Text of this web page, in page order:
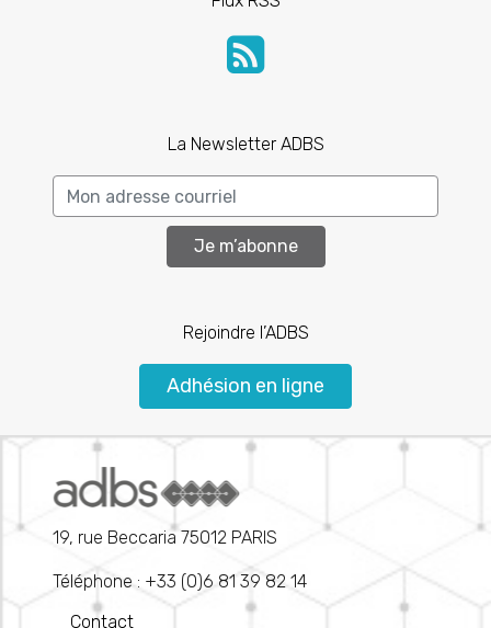
La Newsletter ADBS
Je m’abonne
Rejoindre l’ADBS
Adhésion en ligne
19, rue Beccaria 75012 PARIS
Téléphone : +33 (0)6 81 39 82 14
Contact